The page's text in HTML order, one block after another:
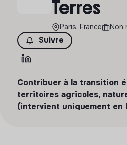
Terres
Paris, France Non
Suivre
Contribuer à la transition
territoires agricoles,
(intervient uniquement en